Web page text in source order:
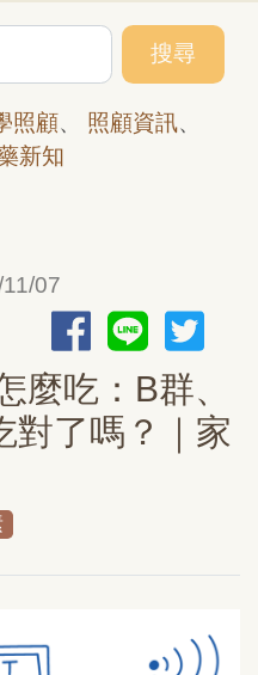
搜尋
照顧、 照顧資訊、
新知
07
麼吃：B群、
對了嗎？｜家